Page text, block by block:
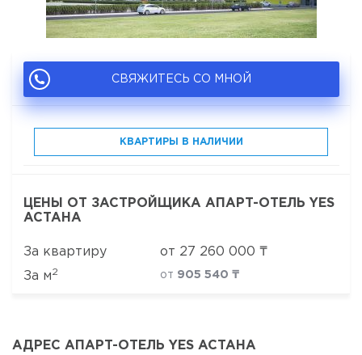
СВЯЖИТЕСЬ СО МНОЙ
КВАРТИРЫ В НАЛИЧИИ
ЦЕНЫ ОТ ЗАСТРОЙЩИКА АПАРТ-ОТЕЛЬ YES
АСТАНА
За квартиру от 27 260 000 ₸
За м2 от 905 540 ₸
АДРЕС АПАРТ-ОТЕЛЬ YES АСТАНА